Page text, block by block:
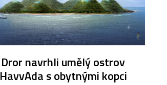
Dror navrhli umělý ostrov
HavvAda s obytnými kopci